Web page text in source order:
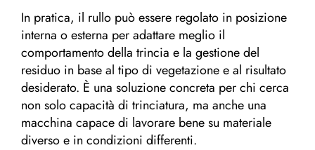
In pratica, il rullo può essere regolato in posizione
interna o esterna per adattare meglio il
comportamento della trincia e la gestione del
residuo in base al tipo di vegetazione e al risultato
desiderato. È una soluzione concreta per chi cerca
non solo capacità di trinciatura, ma anche una
macchina capace di lavorare bene su materiale
diverso e in condizioni differenti.